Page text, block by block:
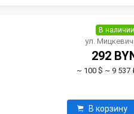
В наличии
ул.
292
~ 100 $ ~ 9 537
В корзину